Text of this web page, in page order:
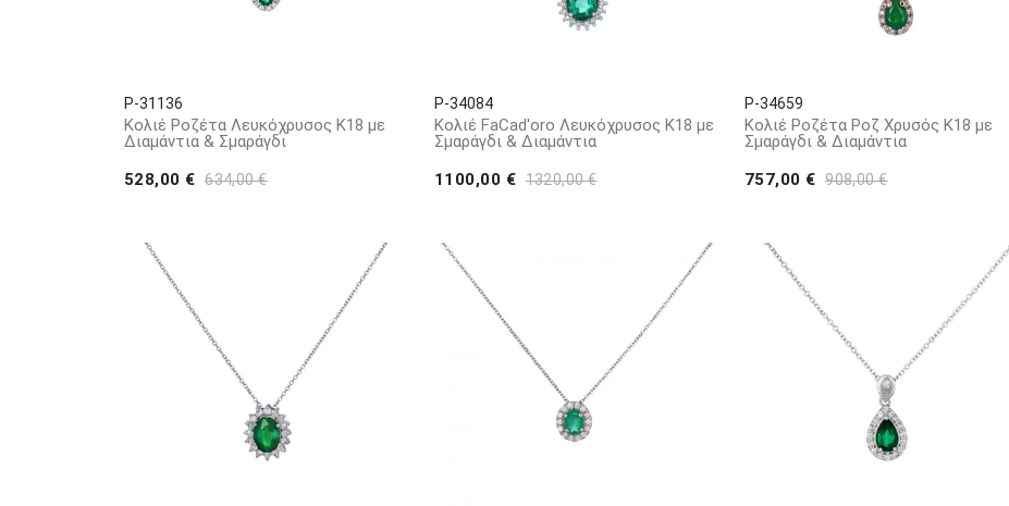
P-31136
Κολιέ Ροζέτα Λευκόχρυσος Κ18 με
Διαμάντια & Σμαράγδι
528,00 € 634,00 €
P-34084
Κολιέ FaCad'oro Λευκόχρυσος Κ18 με
Σμαράγδι & Διαμάντια
1100,00 € 1320,00 €
P-34659
Κολιέ Ροζέτα Ροζ Χρυσός Κ18 με
Σμαράγδι & Διαμάντια
757,00 € 908,00 €